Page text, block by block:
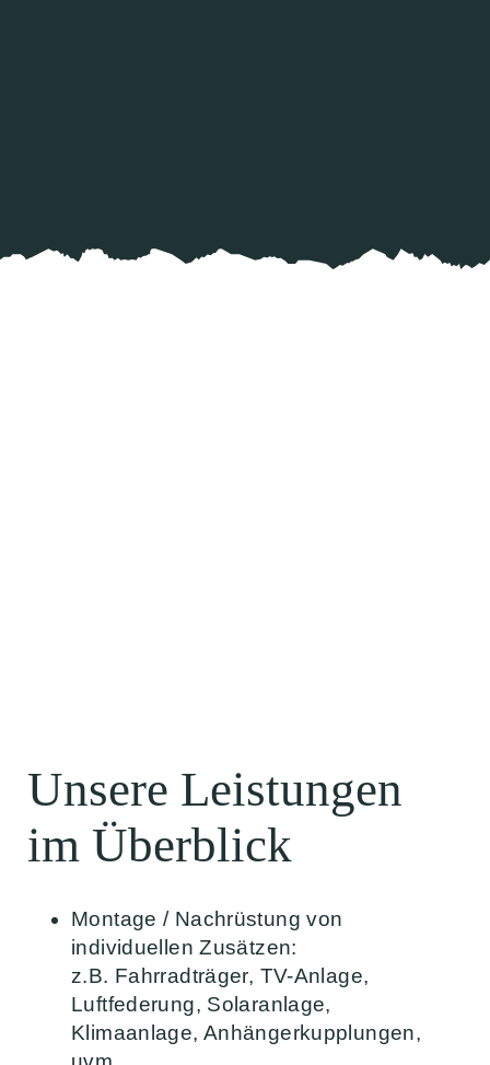
Unsere Leistungen
im Überblick
Montage / Nachrüstung von
individuellen Zusätzen:
z.B. Fahrradträger, TV-Anlage,
Luftfederung, Solaranlage,
Klimaanlage, Anhängerkupplungen,